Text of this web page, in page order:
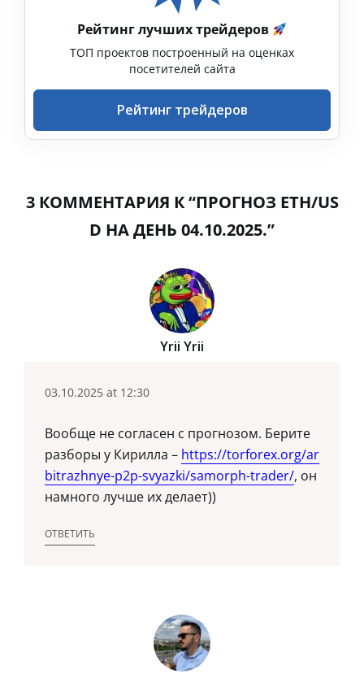
Рейтинг лучших трейдеров
ТОП проектов построенный на оценках
посетителей сайта
Рейтинг трейдеров
3 КОММЕНТАРИЯ К “ПРОГНОЗ ETH/US
D НА ДЕНЬ 04.10.2025.”
Yrii Yrii
03.10.2025 at 12:30
Вообще не согласен с прогнозом. Берите
разборы у Кирилла – https://torforex.org/ar
bitrazhnye-p2p-svyazki/samorph-trader/, он
намного лучше их делает))
ОТВЕТИТЬ